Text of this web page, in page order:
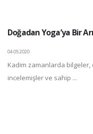
Doğadan Yoga’ya Bir
04.05.2020
Kadim zamanlarda
incelemişler ve sahip ...